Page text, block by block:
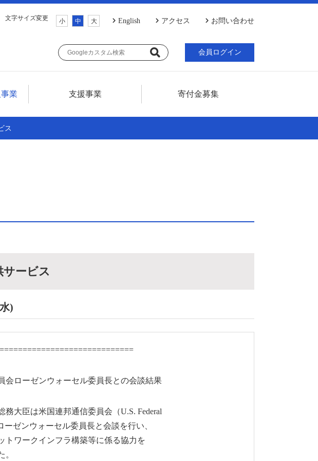
業 支援事業 寄付金募集
文字サイズ変更 小 中 大 English アクセス お問い合わせ
会員ログイン
ス
サービス
)
会ローゼンウォーセル委員長との会談結果
臣は米国連邦通信委員会（U.S. Federal
ゼンウォーセル委員長と会談を行い、
ワークインフラ構築等に係る協力を